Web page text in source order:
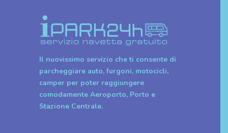
Il nuovissimo servizio che ti consente di
parcheggiare auto, furgoni, motocicli,
camper per poter raggiungere
comodamente Aeroporto, Porto e
Stazione Centrale.